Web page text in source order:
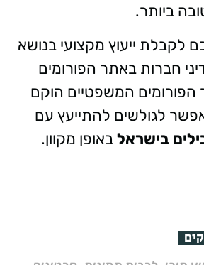
ביותר.
לקבלת ייעוץ מקצועי בנושא
חברות באתר הפורומים
המשפטיים הוקם
בישראלבאופן מקוון.